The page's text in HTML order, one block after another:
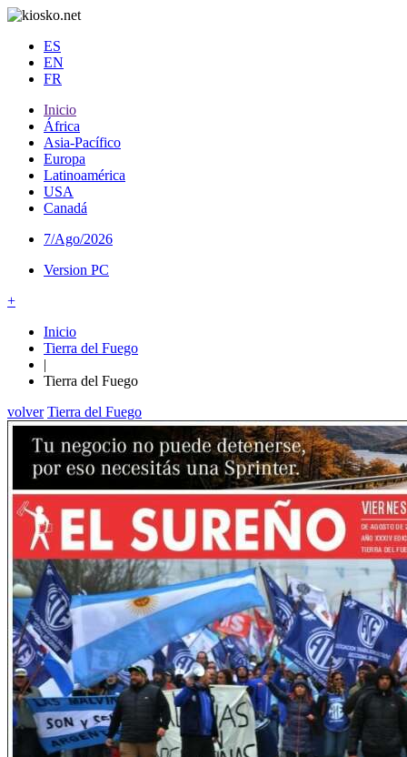
ES
EN
FR
Inicio
África
Asia-Pacífico
Europa
Latinoamérica
USA
Canadá
7/Ago/2026
Version PC
+
Inicio
Tierra del Fuego
|
Tierra del Fuego
volver Tierra del Fuego